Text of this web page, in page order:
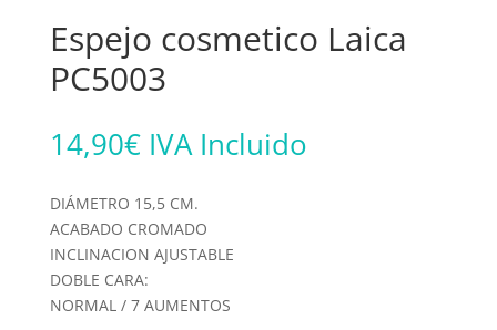
Espejo cosmetico Laica
PC5003
14,90€ IVA Incluido
DIÁMETRO 15,5 CM.
ACABADO CROMADO
INCLINACION AJUSTABLE
DOBLE CARA:
NORMAL / 7 AUMENTOS